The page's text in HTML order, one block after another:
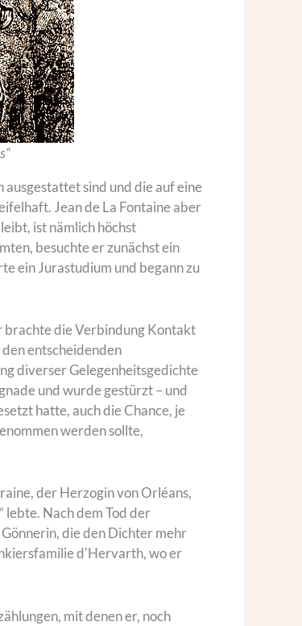
sind und die auf eine
Jean de La Fontaine aber
ist nämlich höchst
besuchte er zunächst ein
ein Jurastudium und begann zu
brachte die Verbindung Kontakt
entscheidenden
diverser Gelegenheitsgedichte
und wurde gestürzt – und
hatte, auch die Chance, je
werden sollte,
der Herzogin von Orléans,
lebte. Nach dem Tod der
die den Dichter mehr
dʼHervarth, wo er
mit denen er, noch